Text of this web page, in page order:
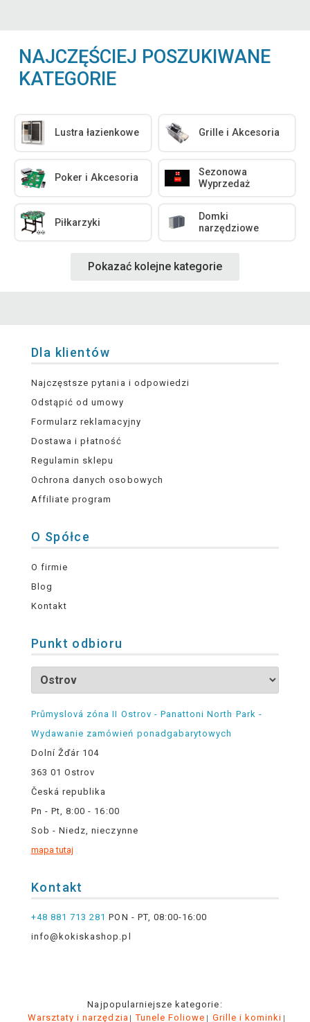
NAJCZĘŚCIEJ POSZUKIWANE
KATEGORIE
Lustra łazienkowe Grille i Akcesoria
Poker i Akcesoria
Sezonowa
Wyprzedaż
Piłkarzyki
Domki
narzędziowe
Pokazać kolejne kategorie
Dla klientów
Najczęstsze pytania i odpowiedzi
Odstąpić od umowy
Formularz reklamacyjny
Dostawa i płatność
Regulamin sklepu
Ochrona danych osobowych
Affiliate program
O Spółce
O firmie
Blog
Kontakt
Punkt odbioru
Průmyslová zóna II Ostrov - Panattoni North Park -
Wydawanie zamówień ponadgabarytowych
Dolní Žďár 104
363 01 Ostrov
Česká republika
Pn - Pt, 8:00 - 16:00
Sob - Niedz, nieczynne
mapa tutaj
Kontakt
+48 881 713 281 PON - PT, 08:00-16:00
info@kokiskashop.pl
Najpopularniejsze kategorie:
Warsztaty i narzędzia
Tunele Foliowe Grille i kominki